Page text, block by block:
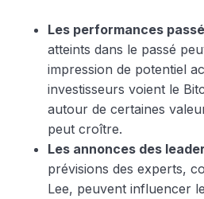
Les performances
atteints dans le passé
impression de potentiel
investisseurs voient le
autour de certaines
peut croître.
Les annonces des
prévisions des experts,
Lee, peuvent influencer